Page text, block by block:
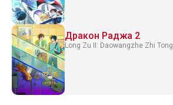
Дракон Раджа 2
Long Zu II: Daowangzhe Zhi Tong